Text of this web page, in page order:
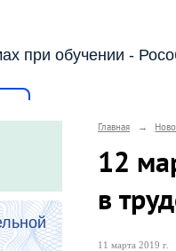
при обучении -
Главная →
12
в
11 марта 2019 г.